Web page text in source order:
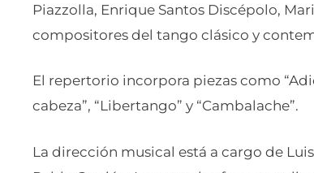
Piazzolla, Enrique Santos Discépolo,
compositores del tango clásico y
El repertorio incorpora piezas como
cabeza”, “Libertango” y “Cambalache”.
La dirección musical está a cargo de